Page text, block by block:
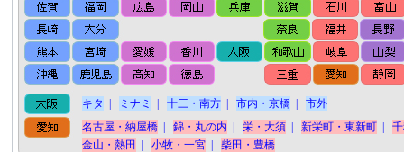
キタ ミナミ 十三・南方 市内・京橋
市外
名古屋・納屋橋
錦・丸の内 栄・大須 新栄町・東新町
金山・熱田
小牧・一宮 柴田・豊橋